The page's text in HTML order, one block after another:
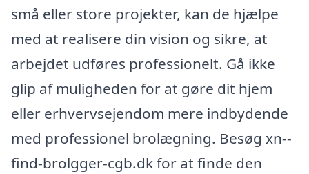
små eller store projekter, kan de hjælpe
med at realisere din vision og sikre, at
arbejdet udføres professionelt. Gå ikke
glip af muligheden for at gøre dit hjem
eller erhvervsejendom mere indbydende
med professionel brolægning. Besøg xn--
find-brolgger-cgb.dk for at finde den